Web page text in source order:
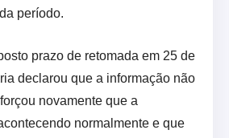
período.
prazo de retomada em 25 de
declarou que a informação não
novamente que a
normalmente e que